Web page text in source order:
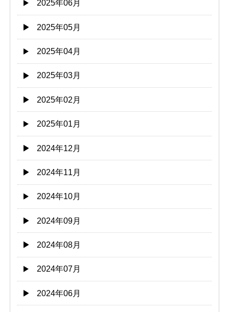
2025年06月
2025年05月
2025年04月
2025年03月
2025年02月
2025年01月
2024年12月
2024年11月
2024年10月
2024年09月
2024年08月
2024年07月
2024年06月